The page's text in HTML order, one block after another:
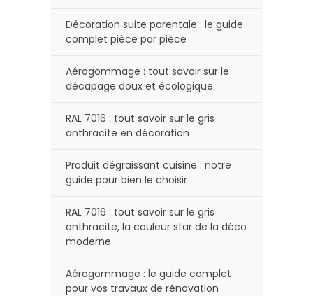
Décoration suite parentale : le guide
complet pièce par pièce
Aérogommage : tout savoir sur le
décapage doux et écologique
RAL 7016 : tout savoir sur le gris
anthracite en décoration
Produit dégraissant cuisine : notre
guide pour bien le choisir
RAL 7016 : tout savoir sur le gris
anthracite, la couleur star de la déco
moderne
Aérogommage : le guide complet
pour vos travaux de rénovation